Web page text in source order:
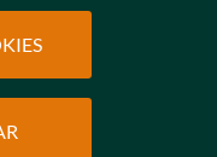
SOLICITAR
INFORMACIÓN